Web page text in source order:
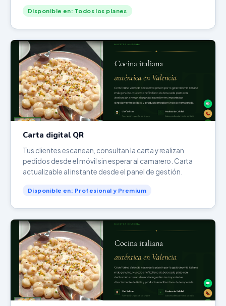
Disponible en: Todos los planes
Carta digital QR
Tus clientes escanean, consultan la carta y realizan
pedidos desde el móvil sin esperar al camarero. Carta
actualizable al instante desde el panel de gestión.
Disponible en: Profesional y Premium